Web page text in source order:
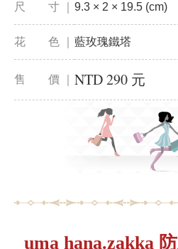
尺 寸 ｜ 9.3 × 2 × 19.5 (cm)
花 色 ｜ 藍玫瑰鐵塔
售 價 ｜ NTD 290 元
uma hana.zakka